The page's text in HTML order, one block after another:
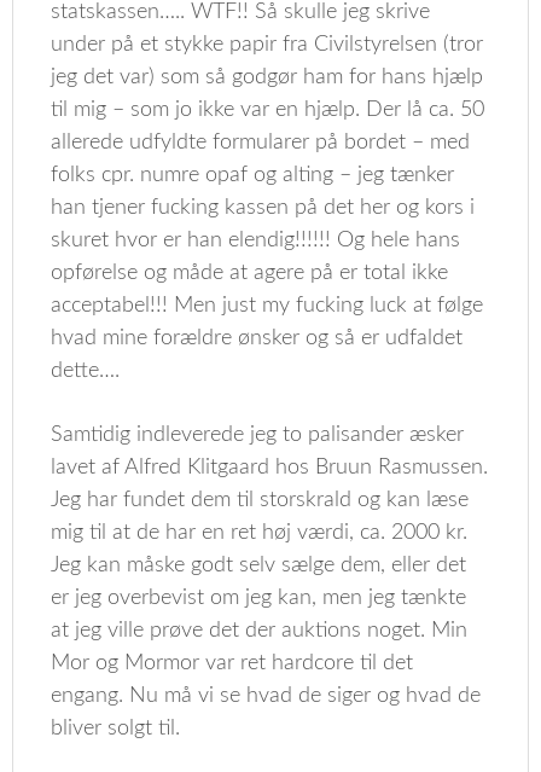
statskassen….. WTF!! Så skulle jeg skrive
under på et stykke papir fra Civilstyrelsen (tror
jeg det var) som så godgør ham for hans hjælp
til mig – som jo ikke var en hjælp. Der lå ca. 50
allerede udfyldte formularer på bordet – med
folks cpr. numre opaf og alting – jeg tænker
han tjener fucking kassen på det her og kors i
skuret hvor er han elendig!!!!!! Og hele hans
opførelse og måde at agere på er total ikke
acceptabel!!! Men just my fucking luck at følge
hvad mine forældre ønsker og så er udfaldet
dette….
Samtidig indleverede jeg to palisander æsker
lavet af Alfred Klitgaard hos Bruun Rasmussen.
Jeg har fundet dem til storskrald og kan læse
mig til at de har en ret høj værdi, ca. 2000 kr.
Jeg kan måske godt selv sælge dem, eller det
er jeg overbevist om jeg kan, men jeg tænkte
at jeg ville prøve det der auktions noget. Min
Mor og Mormor var ret hardcore til det
engang. Nu må vi se hvad de siger og hvad de
bliver solgt til.